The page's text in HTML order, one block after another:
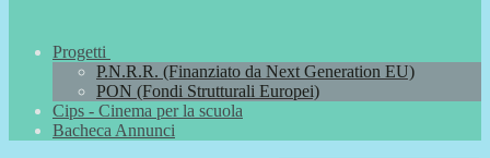
Progetti
P.N.R.R. (Finanziato da Next Generation EU)
PON (Fondi Strutturali Europei)
Cips - Cinema per la scuola
Bacheca Annunci